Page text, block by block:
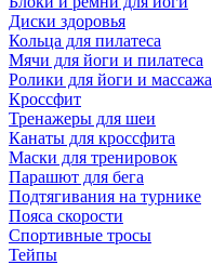
Диски здоровья
Кольца для пилатеса
Мячи для йоги и пилатеса
Ролики для йоги и массажа
Кроссфит
Тренажеры для шеи
Канаты для кроссфита
Маски для тренировок
Парашют для бега
Подтягивания на турнике
Пояса скорости
Спортивные тросы
Тейпы